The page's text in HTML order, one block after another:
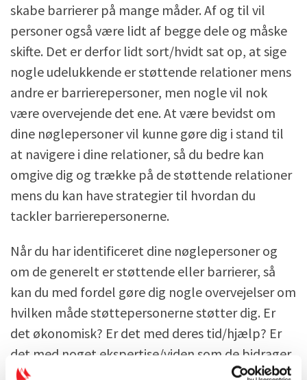
skabe barrierer på mange måder. Af og til vil
personer også være lidt af begge dele og måske
skifte. Det er derfor lidt sort/hvidt sat op, at sige
nogle udelukkende er støttende relationer mens
andre er barrierepersoner, men nogle vil nok
være overvejende det ene. At være bevidst om
dine nøglepersoner vil kunne gøre dig i stand til
at navigere i dine relationer, så du bedre kan
omgive dig og trække på de støttende relationer
mens du kan have strategier til hvordan du
tackler barrierepersonerne.
Når du har identificeret dine nøglepersoner og
om de generelt er støttende eller barrierer, så
kan du med fordel gøre dig nogle overvejelser om
hvilken måde støttepersonerne støtter dig. Er
det økonomisk? Er det med deres tid/hjælp? Er
det med noget ekspertise/viden som de bidrager
med? Notér hvordan dine nøglepersoner